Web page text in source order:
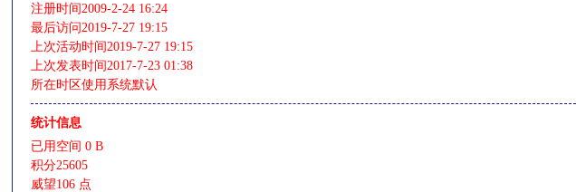
注册时间2009-2-24 16:24
最后访问2019-7-27 19:15
上次活动时间2019-7-27 19:15
上次发表时间2017-7-23 01:38
所在时区使用系统默认
统计信息
已用空间 0 B
积分25605
威望106 点